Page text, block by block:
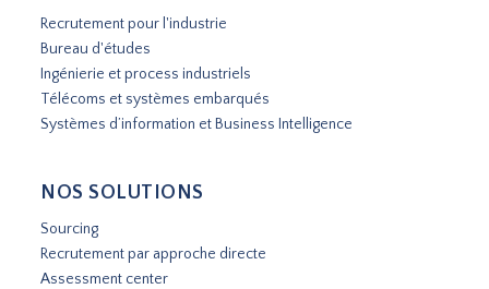
Recrutement pour l'industrie
Bureau d'études
Ingénierie et process industriels
Télécoms et systèmes embarqués
Systèmes d’information et Business Intelligence
NOS SOLUTIONS
Sourcing
Recrutement par approche directe
Assessment center